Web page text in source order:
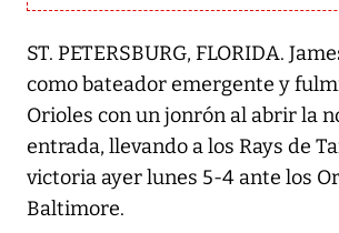
ST. PETERSBURG, FLORIDA.
como bateador emergente y
Orioles con un jonrón al abrir la
entrada, llevando a los Rays de
victoria ayer lunes 5-4 ante los
Baltimore.